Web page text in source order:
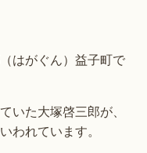
はがぐん）益子町で
いた大塚啓三郎が、
われています。